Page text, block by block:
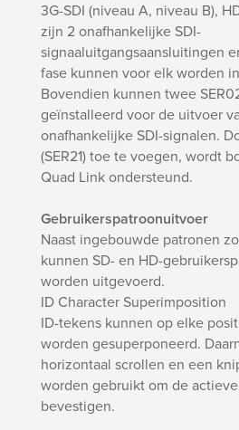
3G-SDI (niveau A, niveau B),
zijn 2 onafhankelijke SDI-
signaaluitgangsaansluitingen
fase kunnen voor elk worden
Bovendien kunnen twee
geïnstalleerd voor de uitvoer
onafhankelijke SDI-signalen.
(SER21) toe te voegen, wordt
Quad Link ondersteund.
Gebruikerspatroonuitvoer
Naast ingebouwde patronen
kunnen SD- en HD-
worden uitgevoerd.
ID Character Superimposition
ID-tekens kunnen op elke
worden gesuperponeerd.
horizontaal scrollen en een
worden gebruikt om de
bevestigen.